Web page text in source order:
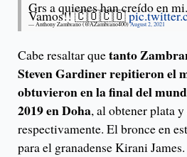
Grs a quienes han creído en mi.
Vamos!! 🇨🇴🇨🇴
— Anthony Zambrano (@AZambrano400)August 2, 2021
Cabe resaltar quetanto
Steven Gardiner repitieron el
obtuvieron en la final del
2019 en Doha, al obtener plata
respectivamente. El bronce en
para el granadense Kirani James.